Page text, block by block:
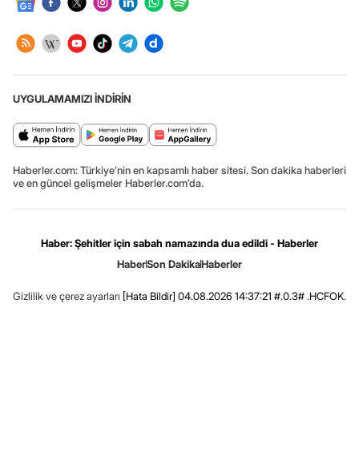
UYGULAMAMIZI İNDİRİN
Haberler.com: Türkiye’nin en kapsamlı haber sitesi. Son dakika haberleri
ve en güncel gelişmeler Haberler.com’da.
Haber: Şehitler için sabah namazında dua edildi - Haberler
HaberSon DakikaHaberler
Gizlilik ve çerez ayarları [Hata Bildir] 04.08.2026 14:37:21 #.0.3# .HCFOK.